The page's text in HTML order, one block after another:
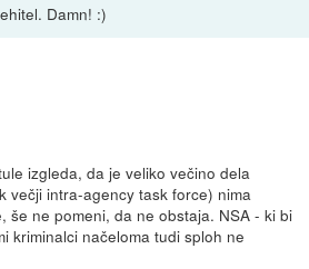
Damn! :)
izgleda, da je veliko večino dela
večji intra-agency task force) nima
še ne pomeni, da ne obstaja. NSA - ki bi
kriminalci načeloma tudi sploh ne